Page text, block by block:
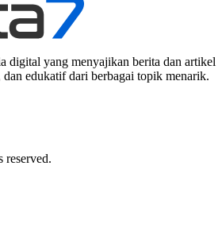
digital yang menyajikan berita dan artikel
edukatif dari berbagai topik menarik.